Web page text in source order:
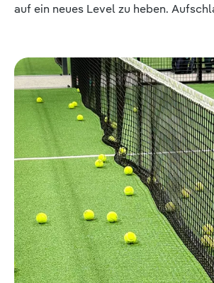
auf ein neues Level zu heben.